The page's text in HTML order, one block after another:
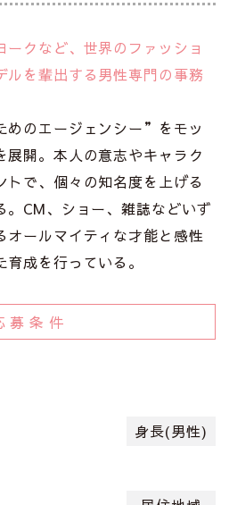
クなど、世界のファッショ
ルを輩出する男性専門の事務
のエージェンシー”をモッ
展開。本人の意志やキャラク
トで、個々の知名度を上げる
。CM、ショー、雑誌などいず
オールマイティな才能と感性
成を行っている。
募条件
身長(男性)